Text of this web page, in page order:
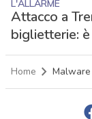
L'ALLARME
Attacco a
biglietterie:
Home